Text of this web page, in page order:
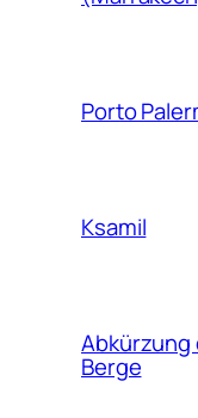
Porto
Ksamil
Abkürzung
Berge